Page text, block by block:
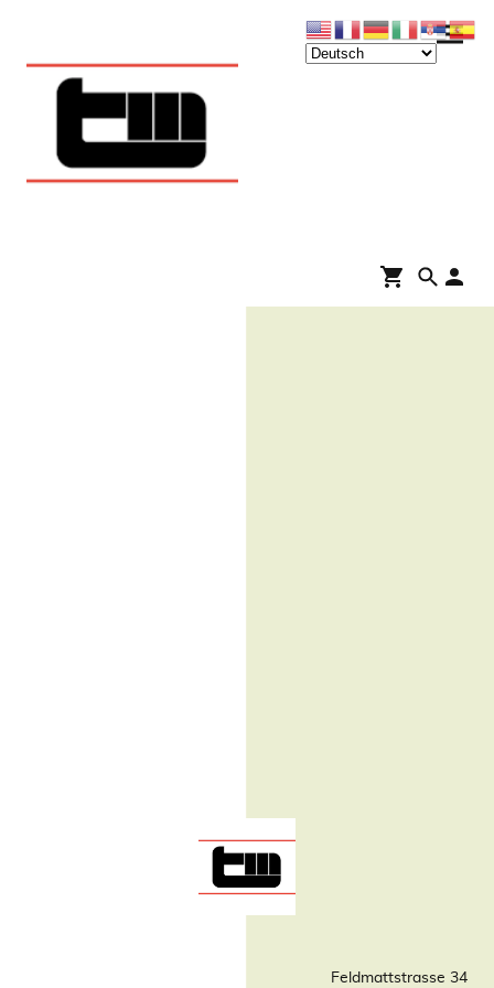
Feldmattstrasse 34